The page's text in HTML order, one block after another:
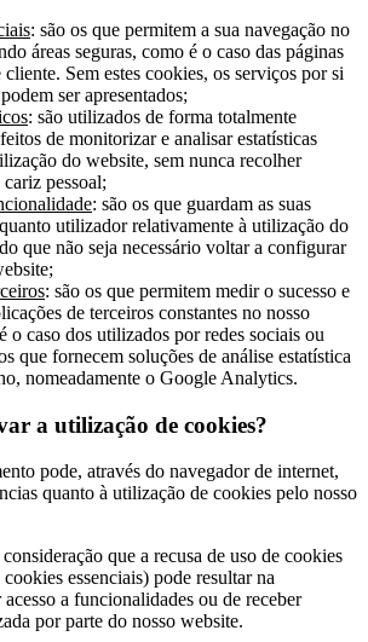
: são os que permitem a sua navegação no
áreas seguras, como é o caso das páginas
cliente. Sem estes cookies, os serviços por si
ser apresentados;
: são utilizados de forma totalmente
de monitorizar e analisar estatísticas
do website, sem nunca recolher
pessoal;
: são os que guardam as suas
utilizador relativamente à utilização do
que não seja necessário voltar a configurar
: são os que permitem medir o sucesso e
de terceiros constantes no nosso
o caso dos utilizados por redes sociais ou
que fornecem soluções de análise estatística
nomeadamente o Google Analytics.
a utilização de cookies?
pode, através do navegador de internet,
quanto à utilização de cookies pelo nosso
que a recusa de uso de cookies
essenciais) pode resultar na
a funcionalidades ou de receber
por parte do nosso website.